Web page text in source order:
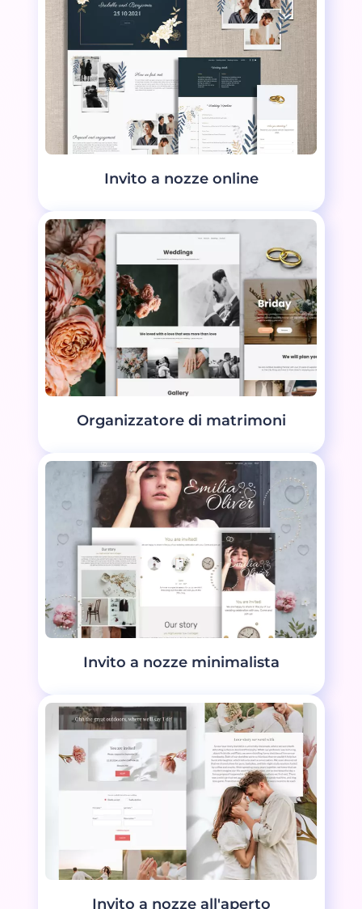
Invito a nozze online
Organizzatore di matrimoni
Invito a nozze minimalista
Invito a nozze all'aperto